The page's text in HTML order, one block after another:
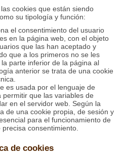
cookies que están siendo
su tipología y función:
el consentimiento del usuario
en la página web, con el objeto
que las han aceptado y
que a los primeros no se les
parte inferior de la página al
anterior se trata de una cookie
es usada por el lenguaje de
permitir que las variables de
en el servidor web. Según la
de una cookie propia, de sesión y
para el funcionamiento de
consentimiento.
de cookies